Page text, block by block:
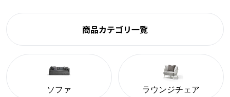
商品カテゴリ一覧
ソファ ラウンジチェア